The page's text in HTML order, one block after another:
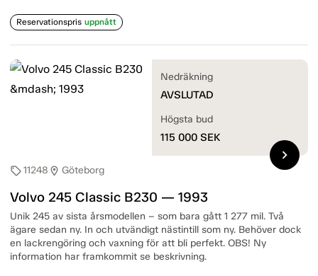
Reservationspris uppnått
sell11248 location_on Göteborg
Volvo 245 Classic B230 — 1993
Unik 245 av sista årsmodellen – som bara gått 1 277 mil. Två
ägare sedan ny. In och utvändigt nästintill som ny. Behöver dock
en lackrengöring och vaxning för att bli perfekt. OBS! Ny
information har framkommit se beskrivning.
Nedräkning
AVSLUTAD
Högsta bud
115 000 SEK
chevron_right